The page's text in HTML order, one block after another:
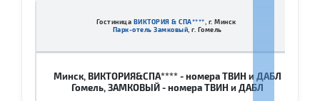
Гостиница ВИКТОРИЯ & СПА**** , г. Минск
Парк-отель Замковый , г. Гомель
Минск, ВИКТОРИЯ&СПА**** - номера ТВИН и ДАБЛ
Гомель, ЗАМКОВЫЙ - номера ТВИН и ДАБЛ